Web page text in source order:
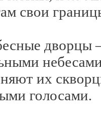
свои
дворцы
их
голосами.